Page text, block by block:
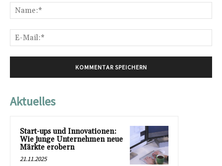
Aktuelles
Start-ups und Innovationen:
Wie junge Unternehmen neue
Märkte erobern
21.11.2025